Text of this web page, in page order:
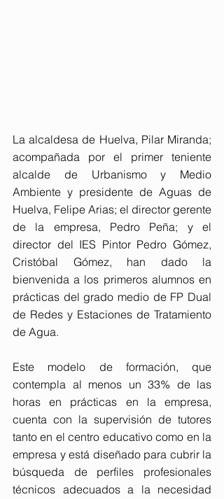
La alcaldesa de Huelva, Pilar Miranda;
acompañada por el primer teniente
alcalde de Urbanismo y Medio
Ambiente y presidente de Aguas de
Huelva, Felipe Arias; el director gerente
de la empresa, Pedro Peña; y el
director del IES Pintor Pedro Gómez,
Cristóbal Gómez, han dado la
bienvenida a los primeros alumnos en
prácticas del grado medio de FP Dual
de Redes y Estaciones de Tratamiento
de Agua.
Este modelo de formación, que
contempla al menos un 33% de las
horas en prácticas en la empresa,
cuenta con la supervisión de tutores
tanto en el centro educativo como en la
empresa y está diseñado para cubrir la
búsqueda de perfiles profesionales
técnicos adecuados a la necesidad